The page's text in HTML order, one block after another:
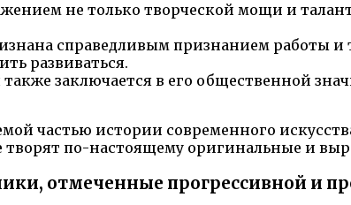
не только творческой мощи и
справедливым признанием работы и
развиваться.
заключается в его общественной
частью истории современного
по-настоящему оригинальные и
отмеченные прогрессивной и